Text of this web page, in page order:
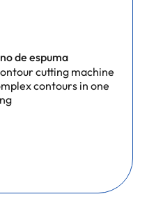
de espuma
cutting machine
contours in one